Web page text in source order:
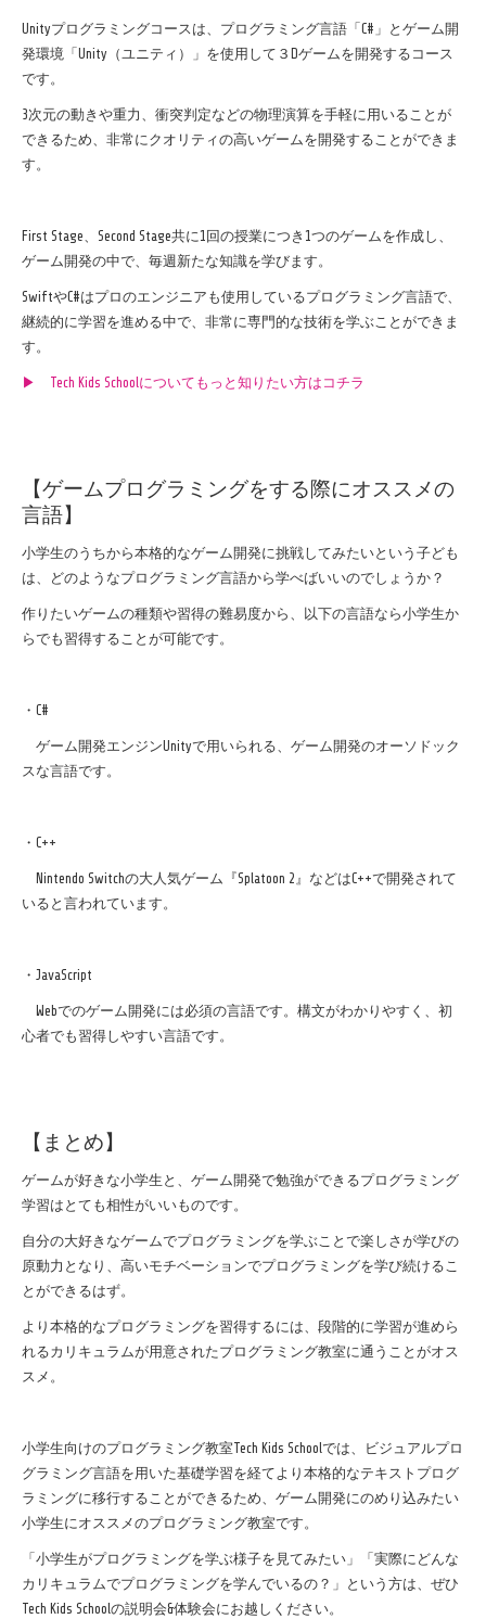
Unityプログラミングコースは、プログラミング言語「 C# 」とゲーム開
発環境「 Unity （ユニティ）」を使用して３ Dゲームを開発するコース
です。
3次元の動きや重力、衝突判定などの物理演算を手軽に用いることが
できるため、非常にクオリティの高いゲームを開発することができま
す。
First Stage、 Second Stage共に1 回の授業につき 1つのゲームを作成し、
ゲーム開発の中で、毎週新たな知識を学びます。
SwiftやC#はプロのエンジニアも使用しているプログラミング言語で、
継続的に学習を進める中で、非常に専門的な技術を学ぶことができま
す。
▶︎ Tech Kids Schoolについてもっと知りたい方はコチラ
【ゲームプログラミングをする際にオススメの
言語】
小学生のうちから本格的なゲーム開発に挑戦してみたいという子ども
は、どのようなプログラミング言語から学べばいいのでしょうか？
作りたいゲームの種類や習得の難易度から、以下の言語なら小学生か
らでも習得することが可能です。
・ C#
ゲーム開発エンジンUnityで用いられる、ゲーム開発のオーソドック
スな言語です。
・ C++
Nintendo Switchの大人気ゲーム『Splatoon 2』などはC++で開発されて
いると言われています。
・ JavaScript
Webでのゲーム開発には必須の言語です。構文がわかりやすく、初
心者でも習得しやすい言語です。
【まとめ】
ゲームが好きな小学生と、ゲーム開発で勉強ができるプログラミング
学習はとても相性がいいものです。
自分の大好きなゲームでプログラミングを学ぶことで楽しさが学びの
原動力となり、高いモチベーションでプログラミングを学び続けるこ
とができるはず。
より本格的なプログラミングを習得するには、段階的に学習が進めら
れるカリキュラムが用意されたプログラミング教室に通うことがオス
スメ。
小学生向けのプログラミング教室Tech Kids Schoolでは、ビジュアルプロ
グラミング言語を用いた基礎学習を経てより本格的なテキストプログ
ラミングに移行することができるため、ゲーム開発にのめり込みたい
小学生にオススメのプログラミング教室です。
「小学生がプログラミングを学ぶ様子を見てみたい」「実際にどんな
カリキュラムでプログラミングを学んでいるの？」という方は、ぜひ
Tech Kids Schoolの説明会&体験会にお越しください。